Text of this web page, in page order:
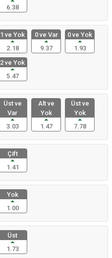
6.38
1 ve Yok
2.18
0 ve Var
9.37
0 ve Yok
1.93
2 ve Yok
5.47
Üst ve
Var
3.03
Alt ve
Yok
1.47
Üst ve
Yok
7.78
Çift
1.41
Yok
1.00
Üst
1.73